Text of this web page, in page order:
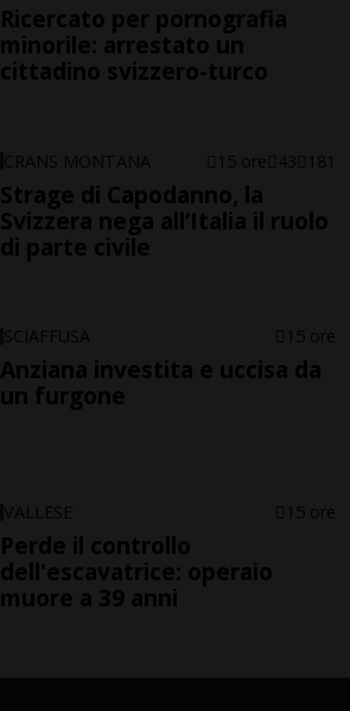
Ricercato per pornografia
minorile: arrestato un
cittadino svizzero-turco
CRANS MONTANA 15 ore 43 181
Strage di Capodanno, la
Svizzera nega all’Italia il ruolo
di parte civile
SCIAFFUSA 15 ore
Anziana investita e uccisa da
un furgone
VALLESE 15 ore
Perde il controllo
dell'escavatrice: operaio
muore a 39 anni